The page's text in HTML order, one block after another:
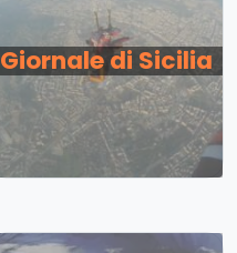
Giornale di Sicilia